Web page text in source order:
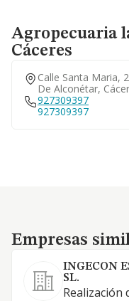
Agropecuaria
Cáceres
Calle Santa Maria,
De Alconétar,
927309397
927309397
Empresas similares
Empresas
INGECON
SL.
Realización